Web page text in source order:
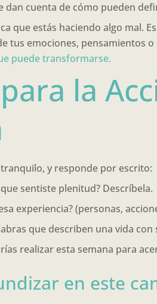
dan cuenta de cómo pueden
que estás haciendo algo mal.
tus emociones, pensamientos
puede transformarse.
la
y responde por escrito:
sentiste plenitud? Descríbela.
experiencia? (personas,
que describen una vida
realizar esta semana para
en este